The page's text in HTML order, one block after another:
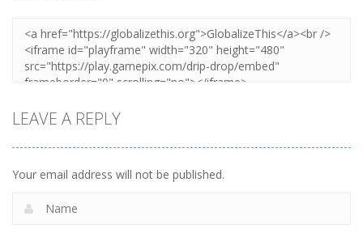
LEAVE A REPLY
Your email address will not be published.